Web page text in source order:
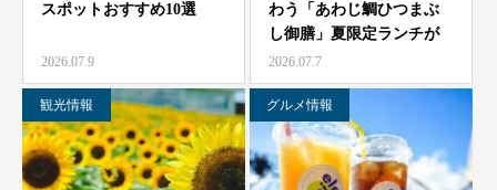
禅坊靖寧 のじまスコーラ
スポットおすすめ10選
2026.07.9
わう「あわじ鯛ひつまぶ
し御膳」夏限定ランチが
7/1より海神人の食卓 …
2026.07.7
観光情報 グルメ情報